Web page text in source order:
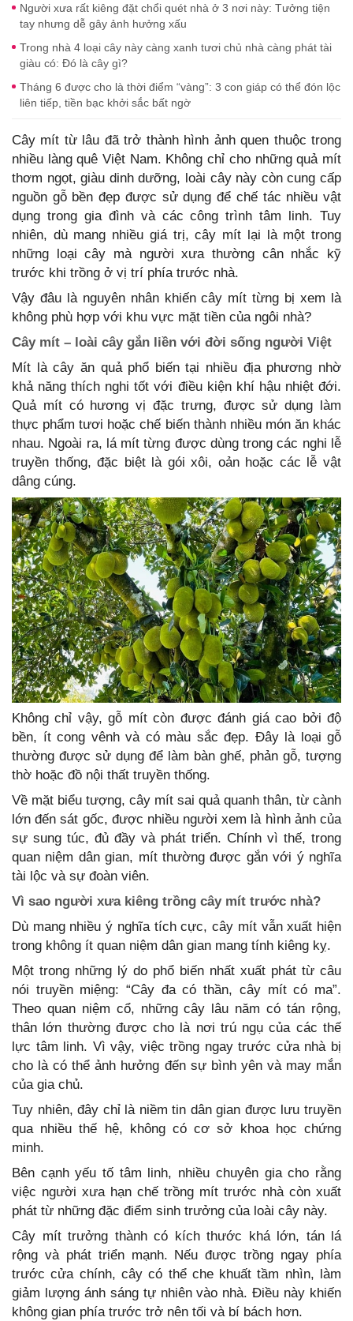
Người xưa rất kiêng đặt chổi quét nhà ở 3 nơi này: Tưởng tiện
tay nhưng dễ gây ảnh hưởng xấu
Trong nhà 4 loại cây này càng xanh tươi chủ nhà càng phát tài
giàu có: Đó là cây gì?
Tháng 6 được cho là thời điểm “vàng”: 3 con giáp có thể đón lộc
liên tiếp, tiền bạc khởi sắc bất ngờ
Cây mít từ lâu đã trở thành hình ảnh quen thuộc trong
nhiều làng quê Việt Nam. Không chỉ cho những quả mít
thơm ngọt, giàu dinh dưỡng, loài cây này còn cung cấp
nguồn gỗ bền đẹp được sử dụng để chế tác nhiều vật
dụng trong gia đình và các công trình tâm linh. Tuy
nhiên, dù mang nhiều giá trị, cây mít lại là một trong
những loại cây mà người xưa thường cân nhắc kỹ
trước khi trồng ở vị trí phía trước nhà.
Vậy đâu là nguyên nhân khiến cây mít từng bị xem là
không phù hợp với khu vực mặt tiền của ngôi nhà?
Cây mít – loài cây gắn liền với đời sống người Việt
Mít là cây ăn quả phổ biến tại nhiều địa phương nhờ
khả năng thích nghi tốt với điều kiện khí hậu nhiệt đới.
Quả mít có hương vị đặc trưng, được sử dụng làm
thực phẩm tươi hoặc chế biến thành nhiều món ăn khác
nhau. Ngoài ra, lá mít từng được dùng trong các nghi lễ
truyền thống, đặc biệt là gói xôi, oản hoặc các lễ vật
dâng cúng.
Không chỉ vậy, gỗ mít còn được đánh giá cao bởi độ
bền, ít cong vênh và có màu sắc đẹp. Đây là loại gỗ
thường được sử dụng để làm bàn ghế, phản gỗ, tượng
thờ hoặc đồ nội thất truyền thống.
Về mặt biểu tượng, cây mít sai quả quanh thân, từ cành
lớn đến sát gốc, được nhiều người xem là hình ảnh của
sự sung túc, đủ đầy và phát triển. Chính vì thế, trong
quan niệm dân gian, mít thường được gắn với ý nghĩa
tài lộc và sự đoàn viên.
Vì sao người xưa kiêng trồng cây mít trước nhà?
Dù mang nhiều ý nghĩa tích cực, cây mít vẫn xuất hiện
trong không ít quan niệm dân gian mang tính kiêng kỵ.
Một trong những lý do phổ biến nhất xuất phát từ câu
nói truyền miệng: “Cây đa có thần, cây mít có ma”.
Theo quan niệm cổ, những cây lâu năm có tán rộng,
thân lớn thường được cho là nơi trú ngụ của các thế
lực tâm linh. Vì vậy, việc trồng ngay trước cửa nhà bị
cho là có thể ảnh hưởng đến sự bình yên và may mắn
của gia chủ.
Tuy nhiên, đây chỉ là niềm tin dân gian được lưu truyền
qua nhiều thế hệ, không có cơ sở khoa học chứng
minh.
Bên cạnh yếu tố tâm linh, nhiều chuyên gia cho rằng
việc người xưa hạn chế trồng mít trước nhà còn xuất
phát từ những đặc điểm sinh trưởng của loài cây này.
Cây mít trưởng thành có kích thước khá lớn, tán lá
rộng và phát triển mạnh. Nếu được trồng ngay phía
trước cửa chính, cây có thể che khuất tầm nhìn, làm
giảm lượng ánh sáng tự nhiên vào nhà. Điều này khiến
không gian phía trước trở nên tối và bí bách hơn.